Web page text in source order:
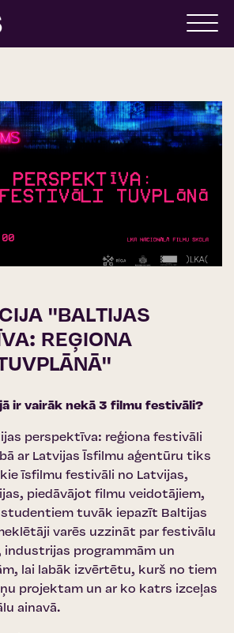
''BALTIJAS
REĢIONA
ir vairāk nekā 3 filmu festivāli?
perspektīva: reģiona festivāli
ar Latvijas Īsfilmu aģentūru tiks
īsfilmu festivāli no Latvijas,
piedāvājot filmu veidotājiem,
tuvāk iepazīt Baltijas
varēs uzzināt par festivālu
programmām un
lai labāk izvērtētu, kurš no tiem
projektam un ar ko katrs izceļas
ainavā.